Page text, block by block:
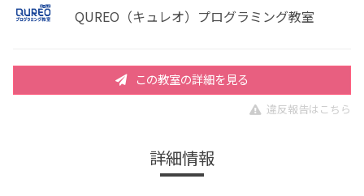
QUREO（キュレオ）プログラミング教室
この教室の詳細を見る
違反報告はこちら
詳細情報